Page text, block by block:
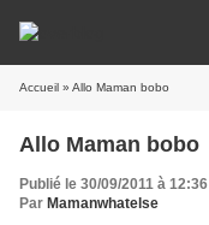
Accueil » Allo Maman bobo
Allo Maman bobo
Publié le 30/09/2011 à 12:36
Par Mamanwhatelse